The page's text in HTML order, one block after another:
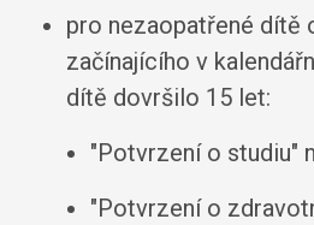
pro nezaopatřené dítě
začínajícího v
dítě dovršilo 15 let:
"Potvrzení o studiu"
"Potvrzení o